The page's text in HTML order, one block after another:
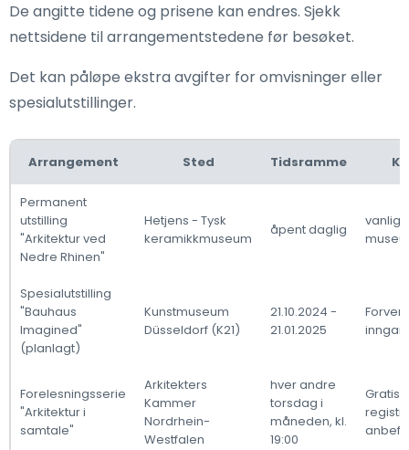
De angitte tidene og prisene kan endres. Sjekk
nettsidene til arrangementstedene før besøket.
Det kan påløpe ekstra avgifter for omvisninger eller
spesialutstillinger.
Arrangement Sted Tidsramme
Permanent
utstilling
"Arkitektur ved
Nedre Rhinen"
Hetjens - Tysk
keramikkmuseum
åpent daglig
vanlig
Spesialutstilling
"Bauhaus
Imagined"
(planlagt)
Kunstmuseum
Düsseldorf (K21)
21.10.2024 -
21.01.2025
Forelesningsserie
"Arkitektur i
samtale"
Arkitekters
Kammer
Nordrhein-
Westfalen
hver andre
torsdag i
måneden, kl.
19:00
Gratis